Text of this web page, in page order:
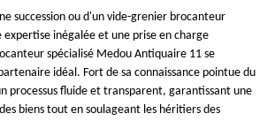
succession ou d'un vide-grenier brocanteur
inégalée et une prise en charge
spécialisé Medou Antiquaire 11 se
idéal. Fort de sa connaissance pointue du
processus fluide et transparent, garantissant une
biens tout en soulageant les héritiers des